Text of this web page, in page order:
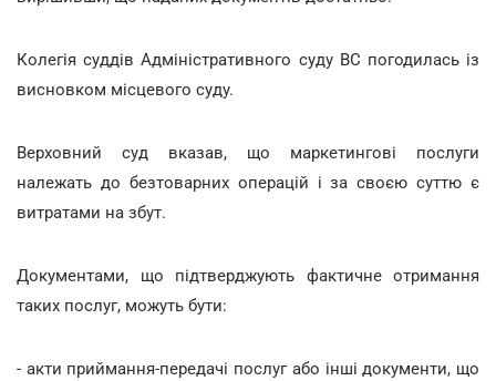
Колегія суддів Адміністративного суду ВС погодилась із
висновком місцевого суду.
Верховний суд вказав, що маркетингові послуги
належать до безтоварних операцій і за своєю суттю є
витратами на збут.
Документами, що підтверджують фактичне отримання
таких послуг, можуть бути:
- акти приймання-передачі послуг або інші документи, що